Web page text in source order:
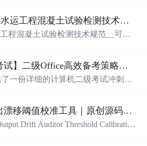
JTS-T236-2019-水运工程混凝土试验检测技术规范-可搜索.pdf
程混凝土试验检测技术规范__可搜
【计算机等级考试】二级Office高效备考策略：分阶段复习计划与考场时间分配优化方案
一份详细的计算机二级考试冲刺备
题阶段主攻操作大题，尤其是Excel
段进行全真模拟训练，回归高频考
大模型版本输出漂移阈值校准工具｜原创源码+测试+离线报告
Drift Auditor Threshold Calibration